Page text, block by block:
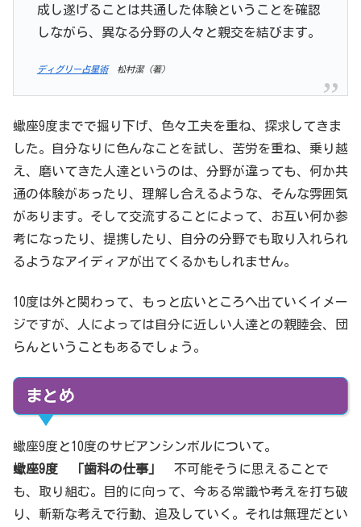
成し遂げることは共通した体験ということを確認
しながら、異なる分野の人々と親交を結びます。
ディグリー占星術松村潔（著）
蠍座9度までで掘り下げ、色々工夫を重ね、探求してきま
した。自分なりに色んなことを試し、苦労を重ね、乗り越
え、磨いてきた人達というのは、分野が違っても、何か共
通の体験があったり、理解し合えるような、そんな雰囲気
があります。そして交流することによって、お互い何か参
考になったり、提携したり、自分の分野でも取り入れられ
るようなアイディアが出てくるかもしれません。
10度は外と関わって、もっと広いところへ出ていくイメー
ジですが、人によっては自分に近しい人達との親睦会、団
らんということもあるでしょう。
まとめ
蠍座9度と10度のサビアンシンボルについて。
蠍座9度 「歯科の仕事」
不可能そうに思えることで
も、取り組む。目的に向って、今ある常識や考えを打ち破
り、斬新な考えで行動、追及していく。それは無理だとい